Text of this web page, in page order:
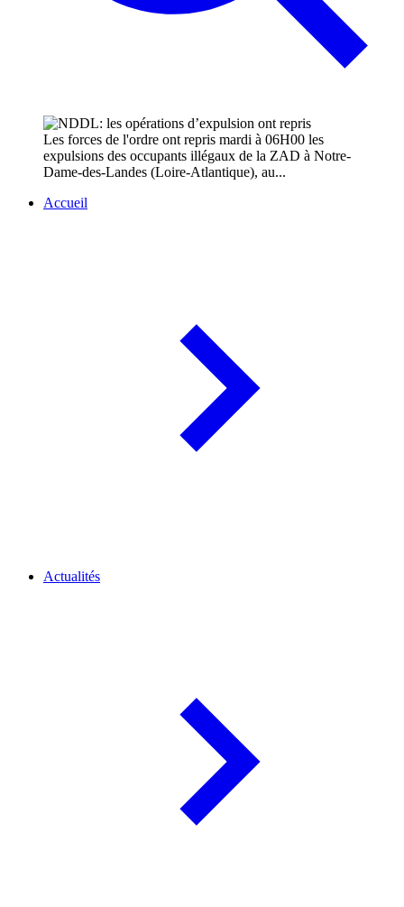
Les forces de l'ordre ont repris mardi à 06H00 les
expulsions des occupants illégaux de la ZAD à Notre-
Dame-des-Landes (Loire-Atlantique), au...
Accueil
Actualités